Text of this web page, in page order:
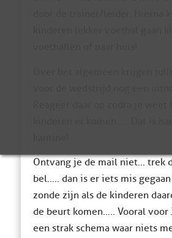
Ontvang je de mail niet… trek
bel….. dan is er iets mis
zonde zijn als de kinderen
de beurt komen….. Vooral
een strak schema waar niets